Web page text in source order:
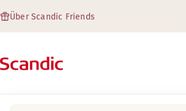
Über Scandic Friends